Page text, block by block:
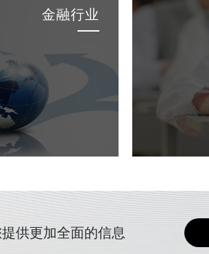
金融行业
供更加全面的信息